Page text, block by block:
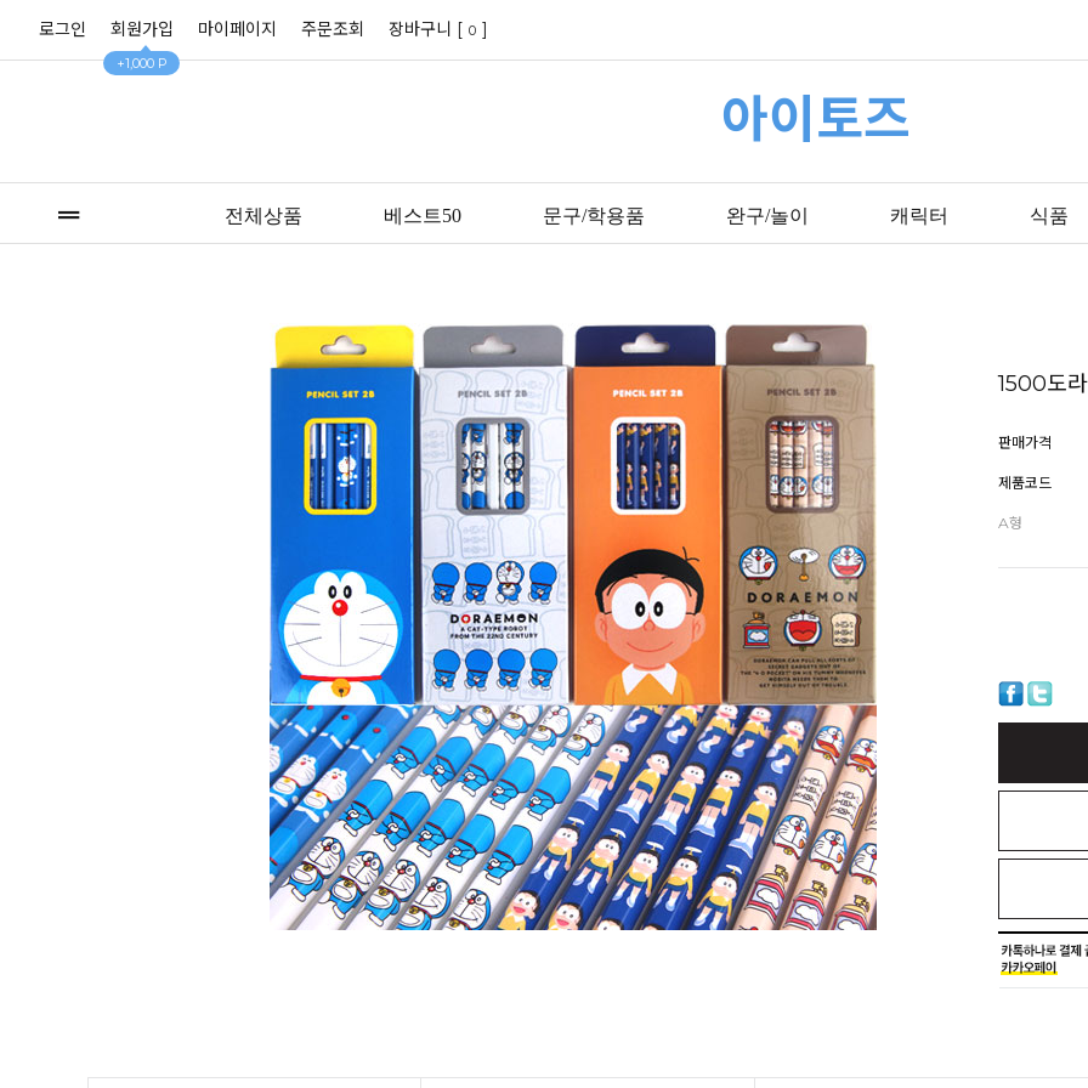
로그인 회원가입
+1,000 P
마이페이지 주문조회 장바구니 [ 0 ]
아이토즈
전체상품 베스트50 문구/학용품 완구/놀이 캐릭터 식품
1500도
판매가격
제품코드
A형